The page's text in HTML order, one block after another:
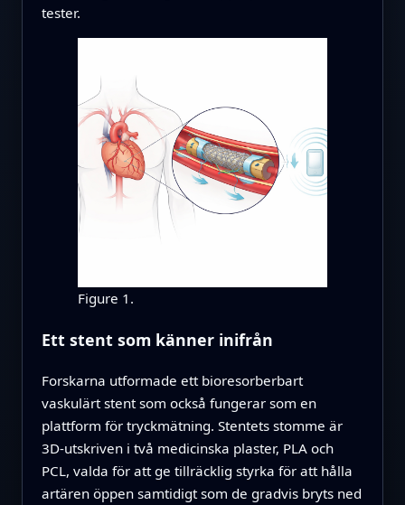
tester.
Figure 1.
Ett stent som känner inifrån
Forskarna utformade ett bioresorberbart
vaskulärt stent som också fungerar som en
plattform för tryckmätning. Stentets stomme är
3D-utskriven i två medicinska plaster, PLA och
PCL, valda för att ge tillräcklig styrka för att hålla
artären öppen samtidigt som de gradvis bryts ned